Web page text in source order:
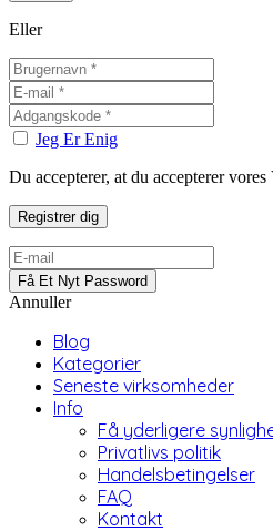
Eller
Jeg Er Enig
Du accepterer, at du accepterer
Annuller
Blog
Kategorier
Seneste virksomheder
Info
Få yderligere
Privatlivs politik
Handelsbetingelser
FAQ
Kontakt